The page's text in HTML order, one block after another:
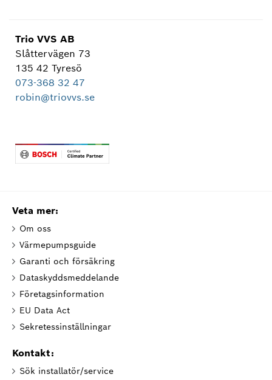
Trio VVS AB
Slåttervägen 73
135 42 Tyresö
073-368 32 47
robin@triovvs.se
Veta mer:
Om oss
Värmepumpsguide
Garanti och försäkring
Dataskyddsmeddelande
Företagsinformation
EU Data Act
Sekretessinställningar
Kontakt:
Sök installatör/service